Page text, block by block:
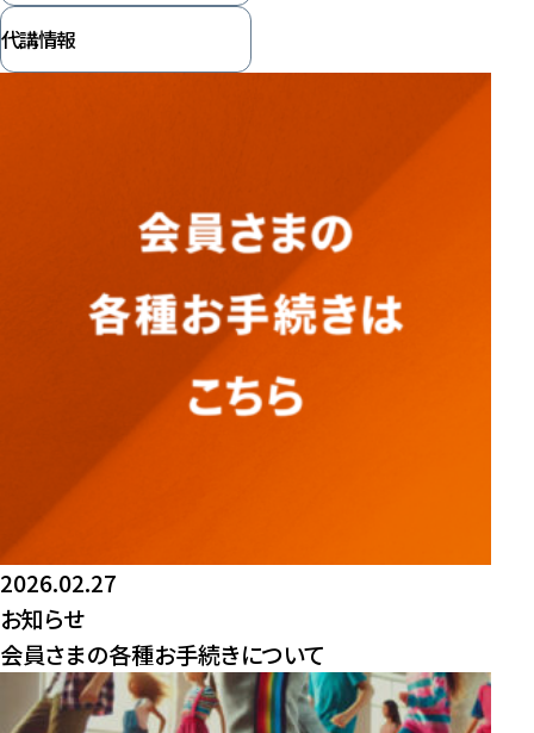
代講情報
2026.02.27
お知らせ
会員さまの各種お手続きについて